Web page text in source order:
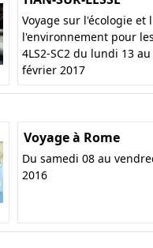
Voyage sur l'écologie et
l'environnement pour
4LS2-SC2 du lundi 13
février 2017
Voyage à Rome
Du samedi 08 au
2016